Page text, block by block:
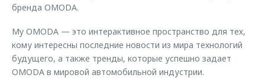
бренда OMODA.
My OMODA — это интерактивное пространство для тех,
кому интересны последние новости из мира технологий
будущего, а также тренды, которые успешно задает
OMODA в мировой автомобильной индустрии.